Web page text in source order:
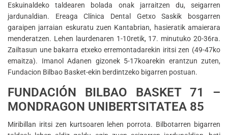
Eskuinaldeko taldearen bolada onak jarraitzen du, seigarren
jardunaldian. Ereaga Clínica Dental Getxo Saskik bosgarren
garaipen jarraian eskuratu zuen Kantabrian, hasieratik amaierara
menderatzen. Lehen laurdenaren 1-10retik, 17. minutuko 20-36ra.
Zailtasun une bakarra etxeko erremontadarekin iritsi zen (49-47ko
emaitza). Imanol Adanen gizonek 5-17koarekin erantzun zuten,
Fundacion Bilbao Basket-ekin berdintzeko bigarren postuan.
FUNDACIÓN BILBAO BASKET 71 –
MONDRAGON UNIBERTSITATEA 85
Miribillan iritsi zen kurtsoaren lehen porrota. Bilbotarren bigarren